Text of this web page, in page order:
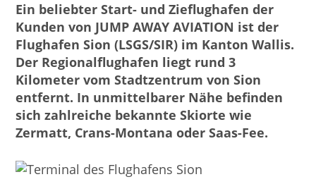
Ein beliebter Start- und Zieflughafen der
Kunden von JUMP AWAY AVIATION ist der
Flughafen Sion (LSGS/SIR) im Kanton Wallis.
Der Regionalflughafen liegt rund 3
Kilometer vom Stadtzentrum von Sion
entfernt. In unmittelbarer Nähe befinden
sich zahlreiche bekannte Skiorte wie
Zermatt, Crans-Montana oder Saas-Fee.